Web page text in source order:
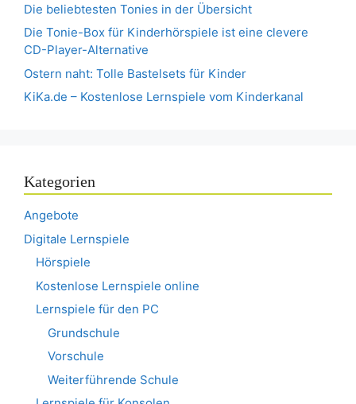
Die beliebtesten Tonies in der Übersicht
Die Tonie-Box für Kinderhörspiele ist eine clevere
CD-Player-Alternative
Ostern naht: Tolle Bastelsets für Kinder
KiKa.de – Kostenlose Lernspiele vom Kinderkanal
Kategorien
Angebote
Digitale Lernspiele
Hörspiele
Kostenlose Lernspiele online
Lernspiele für den PC
Grundschule
Vorschule
Weiterführende Schule